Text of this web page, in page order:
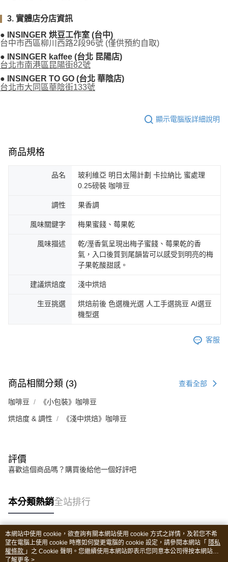
3. 實體店分店資訊
● INSINGER 烘豆工作室 (台中)
台中市西區柳川西路2段96號 (僅供預約自取)
● INSINGER kaffee (台北 昆陽店)
台北市南港區昆陽街82號
● INSINGER TO GO (台北 華陰店)
台北市大同區華陰街133號
顯示電腦版詳細說明
商品規格
品名
玻利維亞 明日太陽計劃 卡拉納比 蜜處理
0.25磅裝 咖啡豆
調性 果香調
風味關鍵字 梅果蜜餞、莓果乾
風味描述
乾/溼香氣呈現出梅子蜜餞、莓果乾的香
氣，入口後質到尾韻皆可以感受到明亮的梅
子果乾酸甜感。
建議烘焙度 淺中烘焙
生豆挑選
烘焙前後 色選機光選 人工手選挑豆 AI選豆
機型選
客服
商品相關分類 (3) 查看全部
咖啡豆 《小包裝》咖啡豆
烘焙度 & 調性 《淺中烘焙》咖啡豆
評價
喜歡這個商品嗎？購買後給他一個好評吧
本分類熱銷全站排行
熱門標籤
本網站中使用 cookie，欲查詢有關本網站使用 cookie 方式之詳情，及若您不希
望在電腦上使用 cookie 時應如何變更電腦的 cookie 設定，請參閱本網站「 隱私
權條款 」之 Cookie 聲明。您繼續使用本網站即表示您同意本公司得按本網站使
用條款之 Cookie 聲明使用 cookie。
了解更多 >